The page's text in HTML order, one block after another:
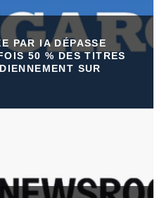
PAR IA DÉPASSE
50 % DES TITRES
SUR